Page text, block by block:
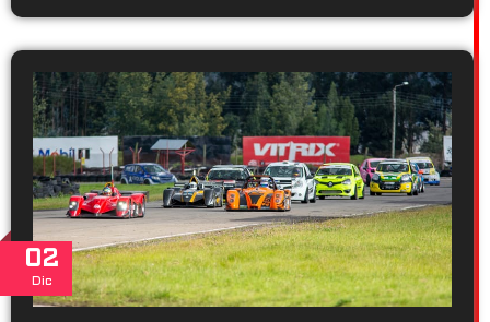
02
Dic